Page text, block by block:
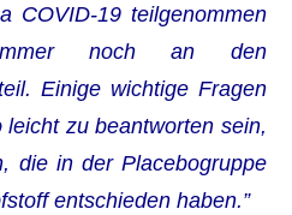
COVID-19 teilgenommen
noch an den
Einige wichtige Fragen
zu beantworten sein,
die in der Placebogruppe
entschieden haben.”